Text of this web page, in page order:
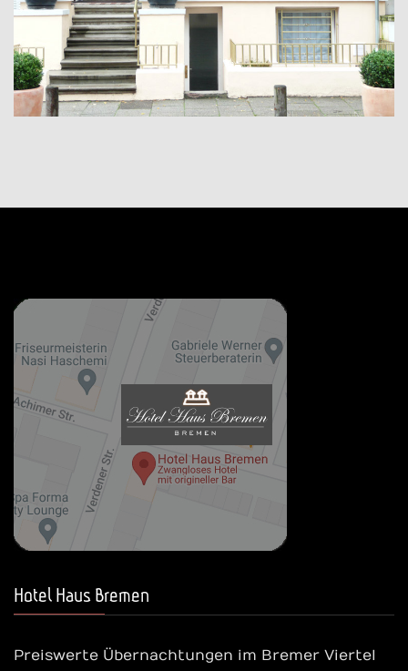
Hotel Haus Bremen
Preiswerte Übernachtungen im Bremer Viertel